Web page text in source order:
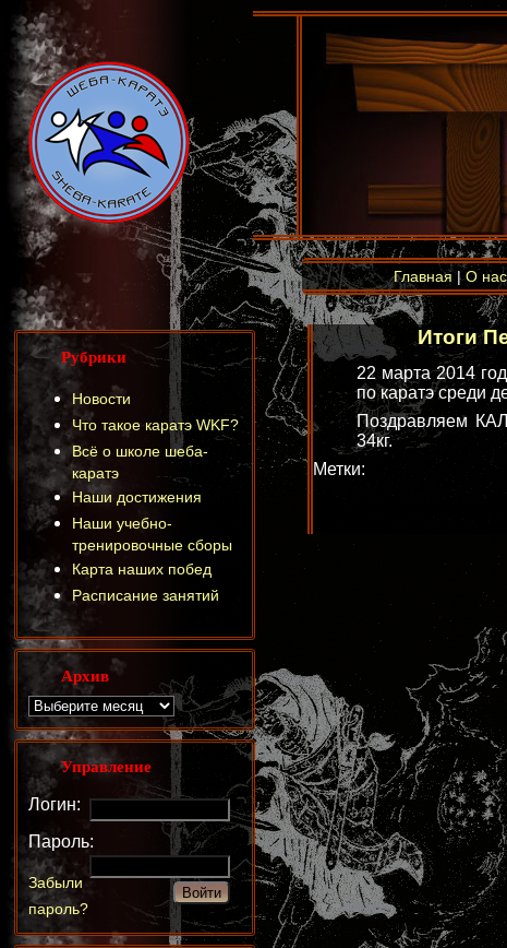
Главная|О нас
Итоги
22 марта 2014
по каратэ среди
Поздравляем
34кг.
Метки:
Рубрики
Новости
Что такое каратэ WKF?
Всё о школе шеба-
каратэ
Наши достижения
Наши учебно-
тренировочные сборы
Карта наших побед
Расписание занятий
Архив
Управление
Логин:
Пароль:
Забыли
пароль?